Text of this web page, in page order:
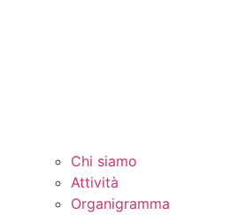
Chi siamo
Attività
Organigramma